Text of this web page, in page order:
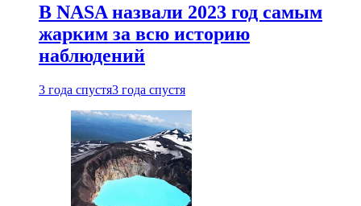
В NASA назвали 2023 год самым
жарким за всю историю
наблюдений
3 года спустя3 года спустя